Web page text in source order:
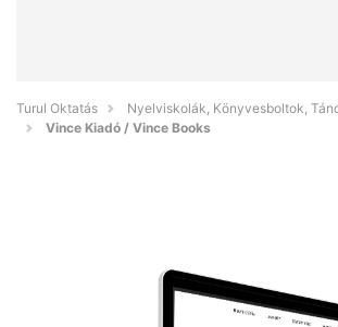
Turul Oktatás
Nyelviskolák, Könyvesboltok,
Vince Kiadó / Vince Books